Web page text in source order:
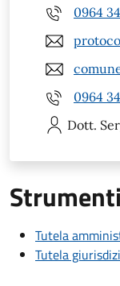
0964
0964
Dott.
Tutela
Tutela